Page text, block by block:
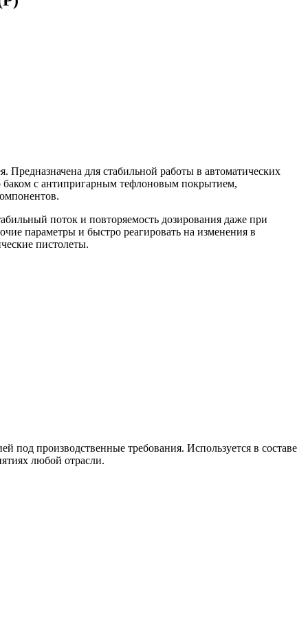
Предназначена для стабильной работы в автоматических
баком с антипригарным тефлоновым покрытием,
поток и повторяемость дозирования даже при
параметры и быстро реагировать на изменения в
пистолеты.
под производственные требования. Используется в составе
любой отрасли.